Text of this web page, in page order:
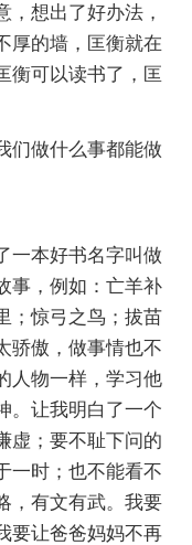
，想出了好办法，
厚的墙，匡衡就在
衡可以读书了，匡
们做什么事都能做
一本好书名字叫做
事，例如：亡羊补
；惊弓之鸟；拔苗
傲，做事情也不
人物一样，学习他
。让我明白了一个
虚；要不耻下问的
一时；也不能看不
，有文有武。我要
要让爸爸妈妈不再